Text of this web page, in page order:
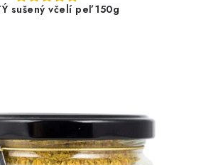
sušený včelí peľ 150g